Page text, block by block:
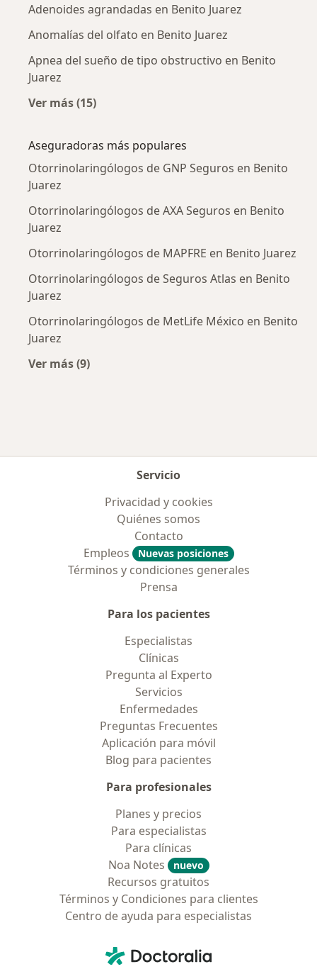
Adenoides agrandadas en Benito Juarez
Anomalías del olfato en Benito Juarez
Apnea del sueño de tipo obstructivo en Benito
Juarez
Ver más (15)
Aseguradoras más populares
Otorrinolaringólogos de GNP Seguros en Benito
Juarez
Otorrinolaringólogos de AXA Seguros en Benito
Juarez
Otorrinolaringólogos de MAPFRE en Benito Juarez
Otorrinolaringólogos de Seguros Atlas en Benito
Juarez
Otorrinolaringólogos de MetLife México en Benito
Juarez
Ver más (9)
Servicio
Privacidad y cookies
Quiénes somos
Contacto
Empleos
Nuevas posiciones
Términos y condiciones generales
Prensa
Para los pacientes
Especialistas
Clínicas
Pregunta al Experto
Servicios
Enfermedades
Preguntas Frecuentes
Aplicación para móvil
Blog para pacientes
Para profesionales
Planes y precios
Para especialistas
Para clínicas
Noa Notes
nuevo
Recursos gratuitos
Términos y Condiciones para clientes
Centro de ayuda para especialistas
Doctoralia - Página de inicio